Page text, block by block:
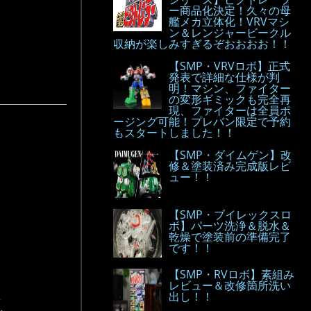
ー商品化決定！久々の母
艦メカ立体化！VRVマシ
ン＆レンジャービークル
収納が楽しみすぎるぞおおおお！！
【SMP・VRVロボ】正式
発表で詳細な仕様が判
明！マシン、ファイター
の変形ギミックも完全再
現、ファイターは全員ポ
ージング可能！プレバン限定で予約
もスタートしました！！
【SMP・ダイムゲン】改
修＆塗装済み完成版レビ
ュー！！
【SMP・ブイレックスロ
ボ】パーツ洗浄＆脱水＆
乾燥で塗装前の準備完了
です！！
【SMP・RVロボ】素組み
レビュー＆改修箇所洗い
出し！！